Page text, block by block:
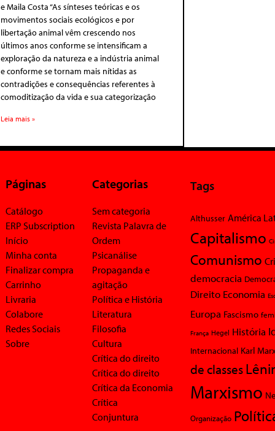
e Maila Costa “As sínteses teóricas e os
movimentos sociais ecológicos e por
libertação animal vêm crescendo nos
últimos anos conforme se intensificam a
exploração da natureza e a indústria animal
e conforme se tornam mais nítidas as
contradições e consequências referentes à
comoditização da vida e sua categorização
Leia mais »
Páginas
Catálogo
ERP Subscription
Início
Minha conta
Finalizar compra
Carrinho
Livraria
Colabore
Redes Sociais
Sobre
Categorias
Sem categoria
Revista Palavra de
Ordem
Psicanálise
Propaganda e
agitação
Política e História
Literatura
Filosofia
Cultura
Crítica do direito
Crítica do direito
Crítica da Economia
Crítica
Conjuntura
Tags
Althusser América
Capitalismo
Comunismo
democracia
Direito Economia
Europa Fascismo
França Hegel História
Internacional Karl
de classes
Marxismo
Organização